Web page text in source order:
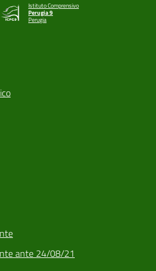
Istituto Comprensivo
Perugia 9
Perugia
ante 24/08/21